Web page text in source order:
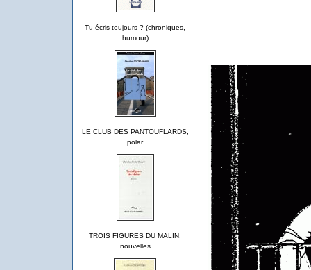
Tu écris toujours ? (chroniques,
humour)
LE CLUB DES PANTOUFLARDS,
polar
TROIS FIGURES DU MALIN,
nouvelles